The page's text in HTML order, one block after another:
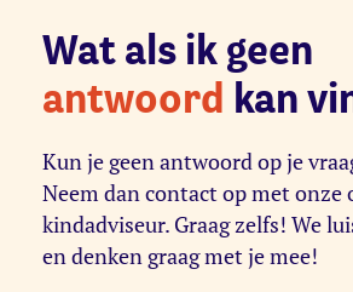
Wat als ik geen
antwoord kan
Kun je geen antwoord op je
Neem dan contact op met onze
kindadviseur. Graag zelfs! We
en denken graag met je mee!